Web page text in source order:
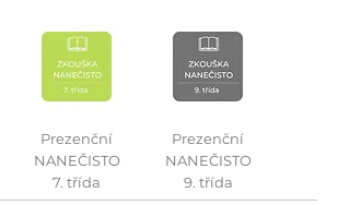
Prezenční
NANEČISTO
7. třída
Prezenční
NANEČISTO
9. třída